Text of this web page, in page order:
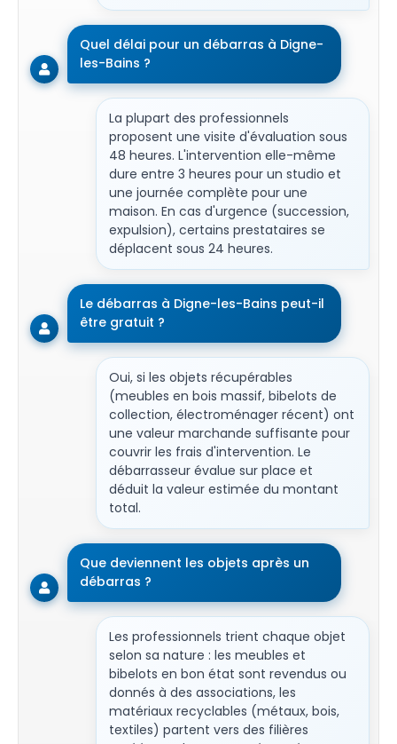
Quel délai pour un débarras à Digne-
les-Bains ?
La plupart des professionnels
proposent une visite d'évaluation sous
48 heures. L'intervention elle-même
dure entre 3 heures pour un studio et
une journée complète pour une
maison. En cas d'urgence (succession,
expulsion), certains prestataires se
déplacent sous 24 heures.
Le débarras à Digne-les-Bains peut-il
être gratuit ?
Oui, si les objets récupérables
(meubles en bois massif, bibelots de
collection, électroménager récent) ont
une valeur marchande suffisante pour
couvrir les frais d'intervention. Le
débarrasseur évalue sur place et
déduit la valeur estimée du montant
total.
Que deviennent les objets après un
débarras ?
Les professionnels trient chaque objet
selon sa nature : les meubles et
bibelots en bon état sont revendus ou
donnés à des associations, les
matériaux recyclables (métaux, bois,
textiles) partent vers des filières